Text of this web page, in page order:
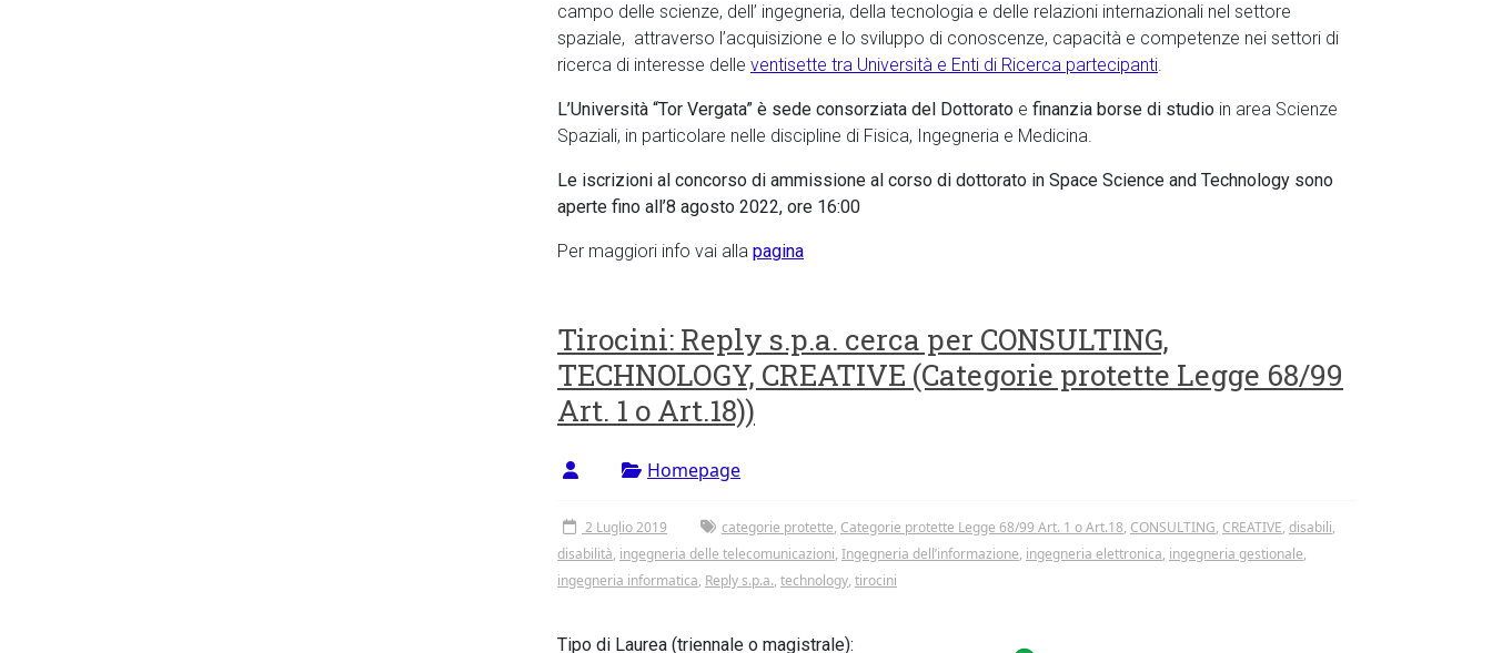
campo delle scienze, dell’ ingegneria, della tecnologia e delle relazioni internazionali nel settore
spaziale, attraverso l’acquisizione e lo sviluppo di conoscenze, capacità e competenze nei settori di
ricerca di interesse delle ventisette tra Università e Enti di Ricerca partecipanti.
L’Università “Tor Vergata” è sede consorziata del Dottorato e finanzia borse di studio in area Scienze
Spaziali, in particolare nelle discipline di Fisica, Ingegneria e Medicina.
Le iscrizioni al concorso di ammissione al corso di dottorato in Space Science and Technology sono
aperte fino all’8 agosto 2022, ore 16:00
Per maggiori info vai alla pagina
Tirocini: Reply s.p.a. cerca per CONSULTING,
TECHNOLOGY, CREATIVE (Categorie protette Legge 68/99
Art. 1 o Art.18))
Homepage
2 Luglio 2019 categorie protette, Categorie protette Legge 68/99 Art. 1 o Art.18, CONSULTING, CREATIVE, disabili,
disabilità, ingegneria delle telecomunicazioni, Ingegneria dell’informazione, ingegneria elettronica, ingegneria gestionale,
ingegneria informatica, Reply s.p.a., technology, tirocini
Tipo di Laurea (triennale o magistrale):